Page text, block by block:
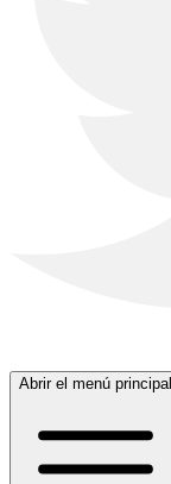
Abrir el menú principal